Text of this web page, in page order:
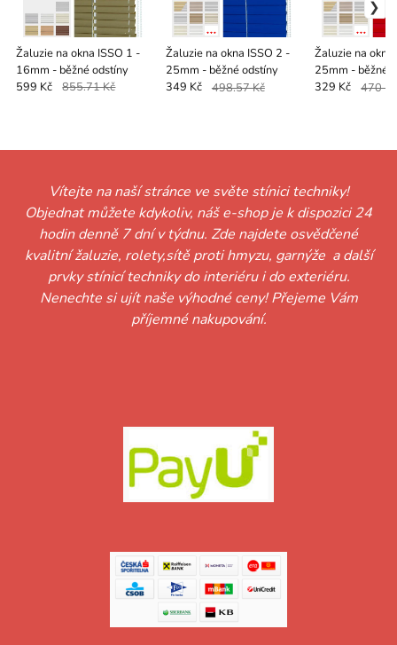
Žaluzie na okna ISSO 1 -
16mm - běžné odstíny
599 Kč 855.71 Kč
Žaluzie na okna ISSO 2 -
25mm - běžné odstíny
349 Kč 498.57 Kč
Žaluzie na okna
25mm - běžné
329 Kč 470 Kč
Vítejte na naší stránce ve světe stínici techniky!
Objednat můžete kdykoliv, náš e-shop je k dispozici 24
hodin denně 7 dní v týdnu. Zde najdete osvědčené
kvalitní žaluzie, rolety,sítě proti hmyzu, garnýže a další
prvky stínicí techniky do interiéru i do exteriéru.
Nenechte si ujít naše výhodné ceny! Přejeme Vám
příjemné nakupování.